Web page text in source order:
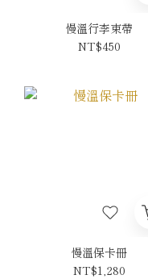
慢溫行李束帶
NT$450
慢溫保卡冊
NT$1,280